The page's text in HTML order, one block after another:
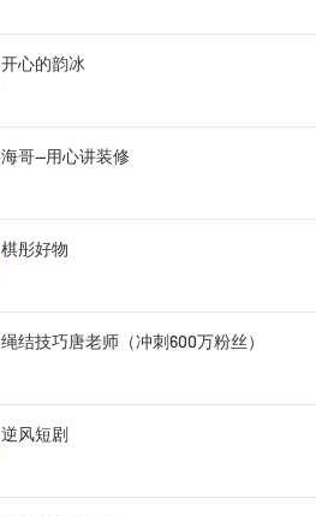
开心的韵冰
海哥—用心讲装修
棋彤好物
绳结技巧唐老师（冲刺600万粉丝）
逆风短剧